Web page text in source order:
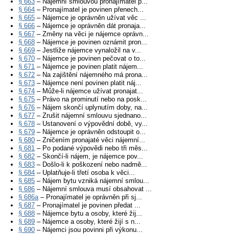
§ 664 – Pronajímatel je povinen přenech...
§ 665 – Nájemce je oprávněn užívat věc ...
§ 666 – Nájemce je oprávněn dát pronaja...
§ 667 – Změny na věci je nájemce oprávn...
§ 668 – Nájemce je povinen oznámit pron...
§ 669 – Jestliže nájemce vynaložil na v...
§ 670 – Nájemce je povinen pečovat o to...
§ 671 – Nájemce je povinen platit nájem...
§ 672 – Na zajištění nájemného má prona...
§ 673 – Nájemce není povinen platit náj...
§ 674 – Může-li nájemce užívat pronajat...
§ 675 – Právo na prominutí nebo na posk...
§ 676 – Nájem skončí uplynutím doby, na...
§ 677 – Zrušit nájemní smlouvu sjednano...
§ 678 – Ustanovení o výpovědní době, vy...
§ 679 – Nájemce je oprávněn odstoupit o...
§ 680 – Zničením pronajaté věci nájemní...
§ 681 – Po podané výpovědi nebo tři měs...
§ 682 – Skončí-li nájem, je nájemce pov...
§ 683 – Došlo-li k poškození nebo nadmě...
§ 684 – Uplatňuje-li třetí osoba k věci...
§ 685 – Nájem bytu vzniká nájemní smlou...
§ 686 – Nájemní smlouva musí obsahovat ...
§ 686a– Pronajímatel je oprávněn při sj...
§ 687 – Pronajímatel je povinen předat ...
§ 688 – Nájemce bytu a osoby, které žij...
§ 689 – Nájemce a osoby, které žijí s n...
§ 690 – Nájemci jsou povinni při výkonu...